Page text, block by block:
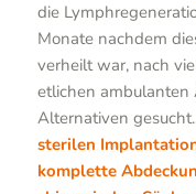
die
Monate nachdem
verheilt war, nach
etlichen ambulanten
Alternativen
sterilen
komplette